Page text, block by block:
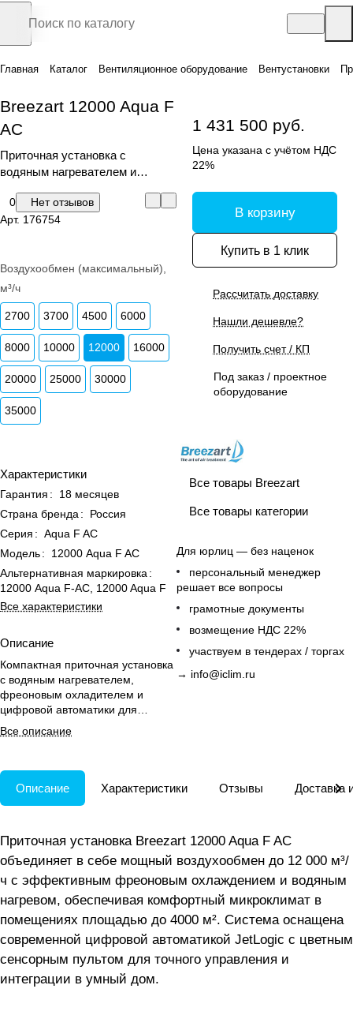
Главная Каталог Вентиляционное оборудование Вентустановки
Breezart 12000 Aqua F
AC
Приточная установка с
водяным нагревателем и
0
Нет отзывов
Арт. 176754
Воздухообмен (максимальный),
м³/ч
2700 3700 4500 6000
8000 10000 12000 16000
20000 25000 30000
35000
Характеристики
Гарантия :
18 месяцев
Страна бренда :
Россия
Серия : Aqua F AC
Модель:
12000 Aqua F AC
Альтернативная маркировка :
12000 Aqua F-AC, 12000 Aqua F
Все характеристики
Описание
Компактная приточная установка
с водяным нагревателем,
фреоновым охладителем и
цифровой автоматики для
гибкого управления климатом и
интеграции в VAV и «умный дом».
Все описание
1 431 500 руб.
Цена указана с учётом НДС
22%
В корзину
Купить в 1 клик
Рассчитать доставку
Нашли дешевле?
Получить счет / КП
Под заказ / проектное
оборудование
Все товары Breezart
Все товары категории
Для юрлиц — без наценок
персональный менеджер
решает все вопросы
грамотные документы
возмещение НДС 22%
участвуем в тендерах / торгах
→ info@iclim.ru
Описание Характеристики Отзывы Доставка
Приточная установка Breezart 12000 Aqua F AC
объединяет в себе мощный воздухообмен до 12 000 м³/
ч с эффективным фреоновым охлаждением и водяным
нагревом, обеспечивая комфортный микроклимат в
помещениях площадью до 4000 м². Система оснащена
современной цифровой автоматикой JetLogic с цветным
сенсорным пультом для точного управления и
интеграции в умный дом.